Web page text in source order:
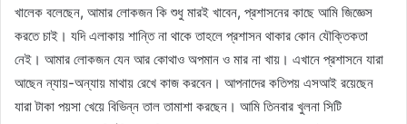
খালেক বলেছেন, আমার লোকজন কি শুধু মারই খাবেন, প্রশাসনের কাছে আমি জিজ্ঞেস
করতে চাই। যদি এলাকায় শান্তি না থাকে তাহলে প্রশাসন থাকার কোন যৌক্তিকতা
নেই। আমার লোকজন যেন আর কোথাও অপমান ও মার না খায়। এখানে প্রশাসনে যারা
আছেন ন্যায়-অন্যায় মাথায় রেখে কাজ করবেন। আপনাদের কতিপয় এসআই রয়েছেন
যারা টাকা পয়সা খেয়ে বিভিন্ন তাল তামাশা করছেন। আমি তিনবার খুলনা সিটি